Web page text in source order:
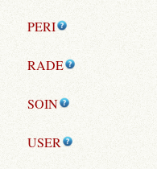
PERI
RADE
SOIN
USER